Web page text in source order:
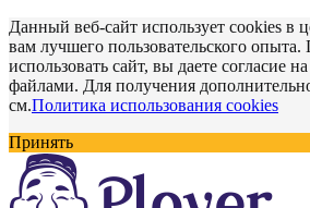
Данный веб-сайт использует cookies в
вам лучшего пользовательского
использовать сайт, вы даете согласие
файлами. Для получения
см.Политика использования cookies
Принять